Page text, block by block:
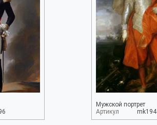
Мужской портрет
Артикул
mk194